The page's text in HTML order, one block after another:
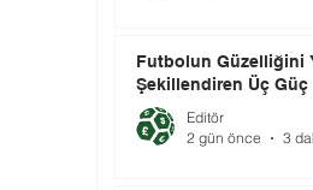
Futbolun Güzelliğini
Şekillendiren Üç Güç
Editör
2 gün önce
3